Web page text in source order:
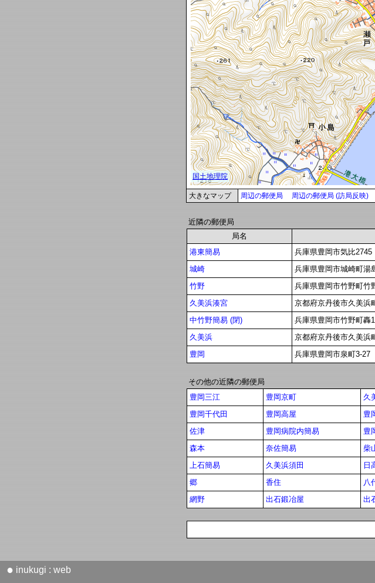
大きなマップ 周辺の郵便局 周辺の郵便局 (訪局反映)
近隣の郵便局
局名
港東簡易
兵庫県豊岡市気比2745
城崎
兵庫県豊岡市城崎町湯
竹野
兵庫県豊岡市竹野町竹
久美浜湊宮
京都府京丹後市久美浜
中竹野簡易 (閉)
兵庫県豊岡市竹野町轟
久美浜
京都府京丹後市久美浜
豊岡
兵庫県豊岡市泉町3-27
その他の近隣の郵便局
豊岡三江
豊岡京町 久
豊岡千代田
豊岡高屋 豊
佐津
豊岡病院内簡易 豊
森本
奈佐簡易 柴
上石簡易
久美浜須田 日
郷
香住 八
網野
出石鍛冶屋 出
● inukugi : web